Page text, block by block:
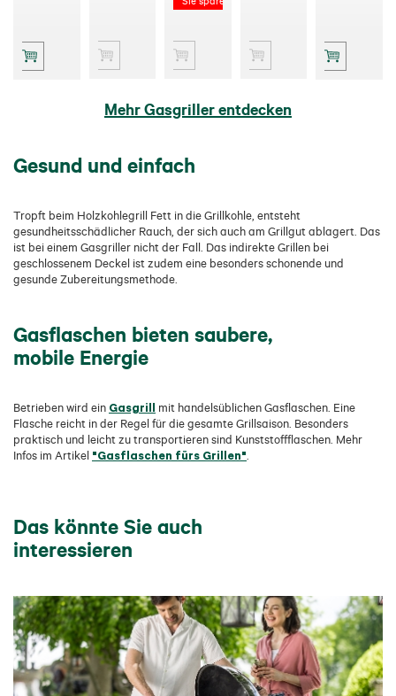
Mehr Gasgriller entdecken
Gesund und einfach
Tropft beim Holzkohlegrill Fett in die Grillkohle, entsteht
gesundheitsschädlicher Rauch, der sich auch am Grillgut ablagert. Das
ist bei einem Gasgriller nicht der Fall. Das indirekte Grillen bei
geschlossenem Deckel ist zudem eine besonders schonende und
gesunde Zubereitungsmethode.
Gasflaschen bieten saubere,
mobile Energie
Betrieben wird ein Gasgrill mit handelsüblichen Gasflaschen. Eine
Flasche reicht in der Regel für die gesamte Grillsaison. Besonders
praktisch und leicht zu transportieren sind Kunststoffflaschen. Mehr
Infos im Artikel "Gasflaschen fürs Grillen"
Das könnte Sie auch
interessieren